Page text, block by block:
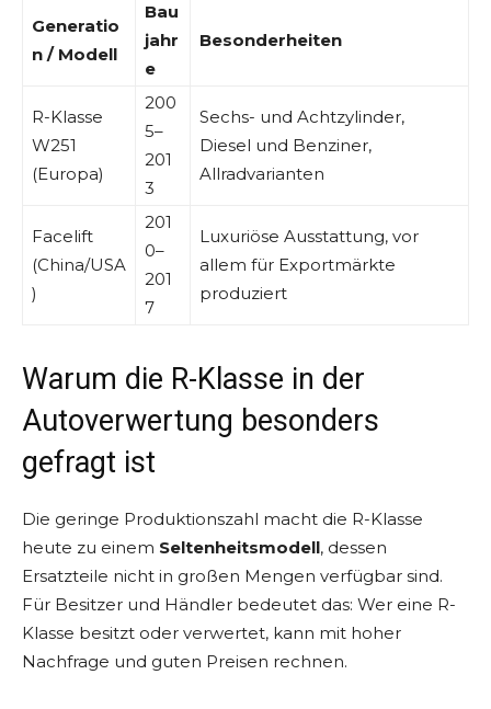
Generatio
n / Modell
Bau
jahr
e
Besonderheiten
R-Klasse
W251
(Europa)
200
5–
201
3
Sechs- und Achtzylinder,
Diesel und Benziner,
Allradvarianten
Facelift
(China/USA
)
201
0–
201
7
Luxuriöse Ausstattung, vor
allem für Exportmärkte
produziert
Warum die R-Klasse in der
Autoverwertung besonders
gefragt ist
Die geringe Produktionszahl macht die R-Klasse
heute zu einem Seltenheitsmodell, dessen
Ersatzteile nicht in großen Mengen verfügbar sind.
Für Besitzer und Händler bedeutet das: Wer eine R-
Klasse besitzt oder verwertet, kann mit hoher
Nachfrage und guten Preisen rechnen.